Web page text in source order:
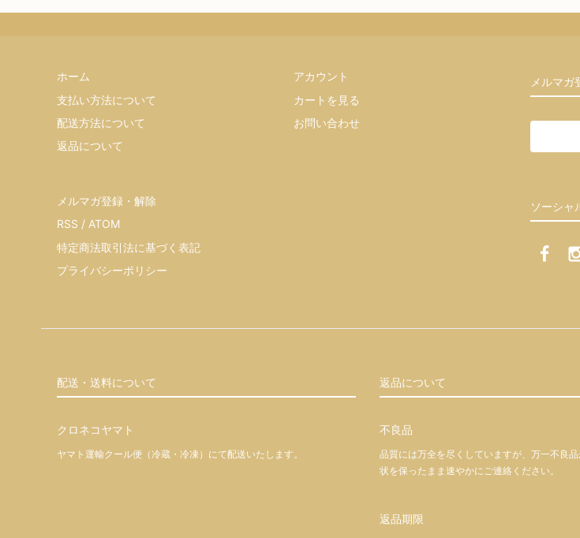
メルマガ
ホーム
支払い方法について
配送方法について
返品について
アカウント
カートを見る
お問い合わせ
ソーシャ
メルマガ登録・解除
RSS / ATOM
特定商法取引法に基づく表記
プライバシーポリシー
配送・送料について
クロネコヤマト
ヤマト運輸クール便（冷蔵・冷凍）にて配送いたします。
返品について
不良品
品質には万全を尽くしていますが、万一不良
状を保ったまま速やかにご連絡ください。
返品期限